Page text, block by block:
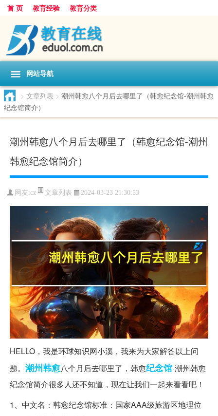
首 页 教育经验 教育分类
网站导航
> 文章列表 > 潮州韩愈八个月后去哪里了（韩愈纪念馆-潮州韩愈
纪念馆简介）
潮州韩愈八个月后去哪里了（韩愈纪念馆-潮州
韩愈纪念馆简介）
网友:cz 文章列表 2024-03-23 21:30:53
HELLO，我是环球知识网小溪，我来为大家解答以上问
题。 潮州韩愈八个月后去哪里了，韩愈纪念馆-潮州韩愈
纪念馆简介很多人还不知道，现在让我们一起来看看吧！
1、中文名：韩愈纪念馆标准：国家AAA级旅游区地理位